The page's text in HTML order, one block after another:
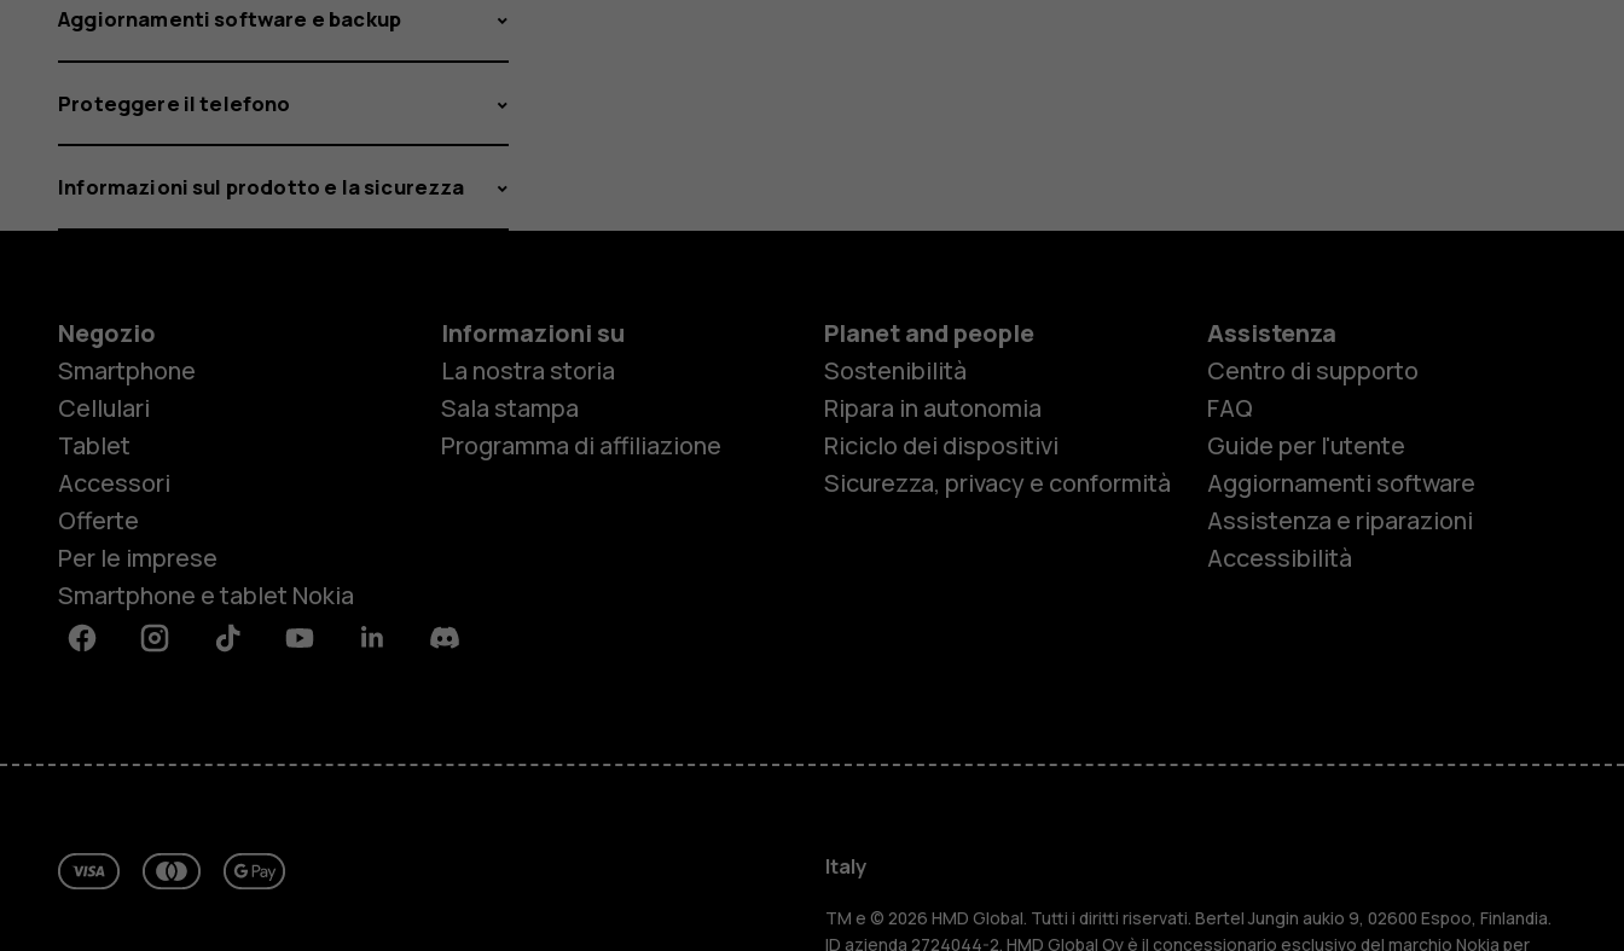
Smartphone
Cellulari
HMD Terra M
Per le imprese
Informazioni su
Aggiornamenti software e backup
Proteggere il telefono
Informazioni sul prodotto e la sicurezza
Negozio
Smartphone
Cellulari
Tablet
Accessori
Offerte
Per le imprese
Smartphone e tablet Nokia
Informazioni su
La nostra storia
Sala stampa
Programma di affiliazione
Planet and people
Sostenibilità
Ripara in autonomia
Riciclo dei dispositivi
Sicurezza, privacy e conformità
Assistenza
Centro di supporto
FAQ
Guide per l'utente
Aggiornamenti software
Assistenza e riparazioni
Accessibilità
FacebookInstagramTiktok YoutubeLinkedinDiscord
Italy
TM e © 2026 HMD Global. Tutti i diritti riservati. Bertel Jungin aukio 9, 02600 Espoo, Finlandia.
ID azienda 2724044-2. HMD Global Oy è il concessionario esclusivo del marchio Nokia per